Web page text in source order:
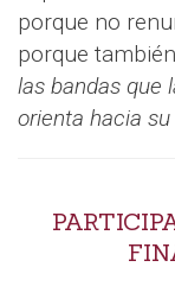
porque no
porque
las bandas que
orienta hacia